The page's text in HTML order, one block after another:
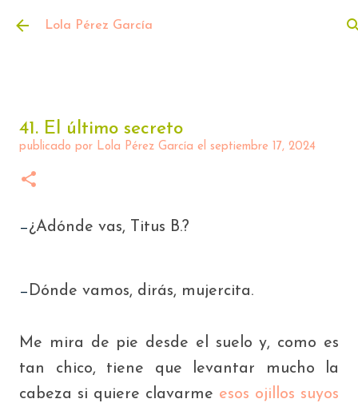
Ir al contenido principal
Lola Pérez García
41. El último secreto
publicado por Lola Pérez García el septiembre 17, 2024
—¿Adónde vas, Titus B.?
— Dónde vamos, dirás, mujercita.
Me mira de pie desde el suelo y, como es
tan chico, tiene que levantar mucho la
cabeza si quiere clavarme esos ojillos suyos